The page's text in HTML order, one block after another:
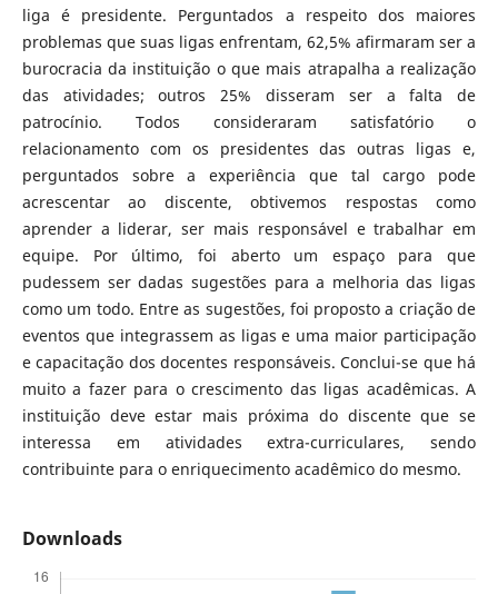
liga é presidente. Perguntados a respeito dos maiores
problemas que suas ligas enfrentam, 62,5% afirmaram ser a
burocracia da instituição o que mais atrapalha a realização
das atividades; outros 25% disseram ser a falta de
patrocínio. Todos consideraram satisfatório o
relacionamento com os presidentes das outras ligas e,
perguntados sobre a experiência que tal cargo pode
acrescentar ao discente, obtivemos respostas como
aprender a liderar, ser mais responsável e trabalhar em
equipe. Por último, foi aberto um espaço para que
pudessem ser dadas sugestões para a melhoria das ligas
como um todo. Entre as sugestões, foi proposto a criação de
eventos que integrassem as ligas e uma maior participação
e capacitação dos docentes responsáveis. Conclui-se que há
muito a fazer para o crescimento das ligas acadêmicas. A
instituição deve estar mais próxima do discente que se
interessa em atividades extra-curriculares, sendo
contribuinte para o enriquecimento acadêmico do mesmo.
Downloads